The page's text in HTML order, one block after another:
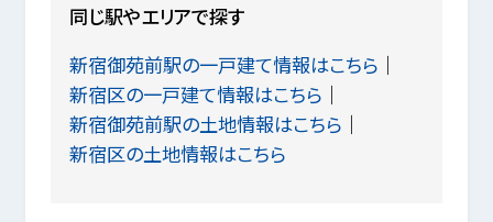
同じ駅やエリアで探す
新宿御苑前駅の一戸建て情報はこちら
新宿区の一戸建て情報はこちら
新宿御苑前駅の土地情報はこちら
新宿区の土地情報はこちら